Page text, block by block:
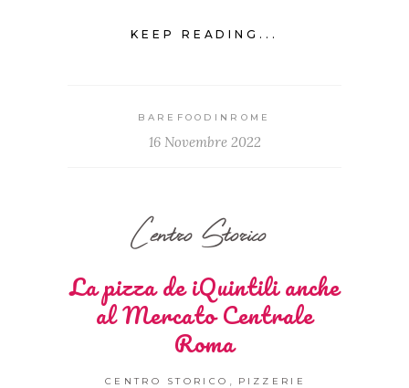
KEEP READING...
BAREFOODINROME
16 Novembre 2022
Centro Storico
La pizza de iQuintili anche
al Mercato Centrale
Roma
CENTRO STORICO PIZZERIE